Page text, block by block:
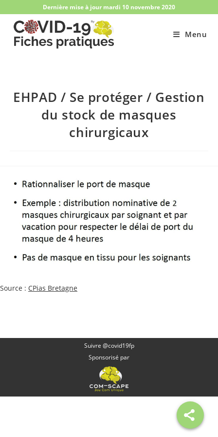
content
Dernière mise à jour mardi 10 novembre 2020
Menu
EHPAD / Se protéger / Gestion
du stock de masques
chirurgicaux
Source : CPias Bretagne
Suivre @covid19fp
Sponsorisé par